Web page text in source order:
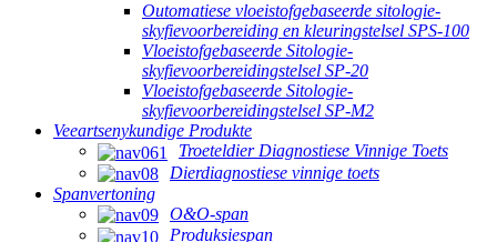
Outomatiese vloeistofgebaseerde sitologie-
skyfievoorbereiding en kleuringstelsel SPS-100
Vloeistofgebaseerde Sitologie-
skyfievoorbereidingstelsel SP-20
Vloeistofgebaseerde Sitologie-
skyfievoorbereidingstelsel SP-M2
Veeartsenykundige Produkte
Troeteldier Diagnostiese Vinnige Toets
Dierdiagnostiese vinnige toets
Spanvertoning
O&O-span
Produksiespan